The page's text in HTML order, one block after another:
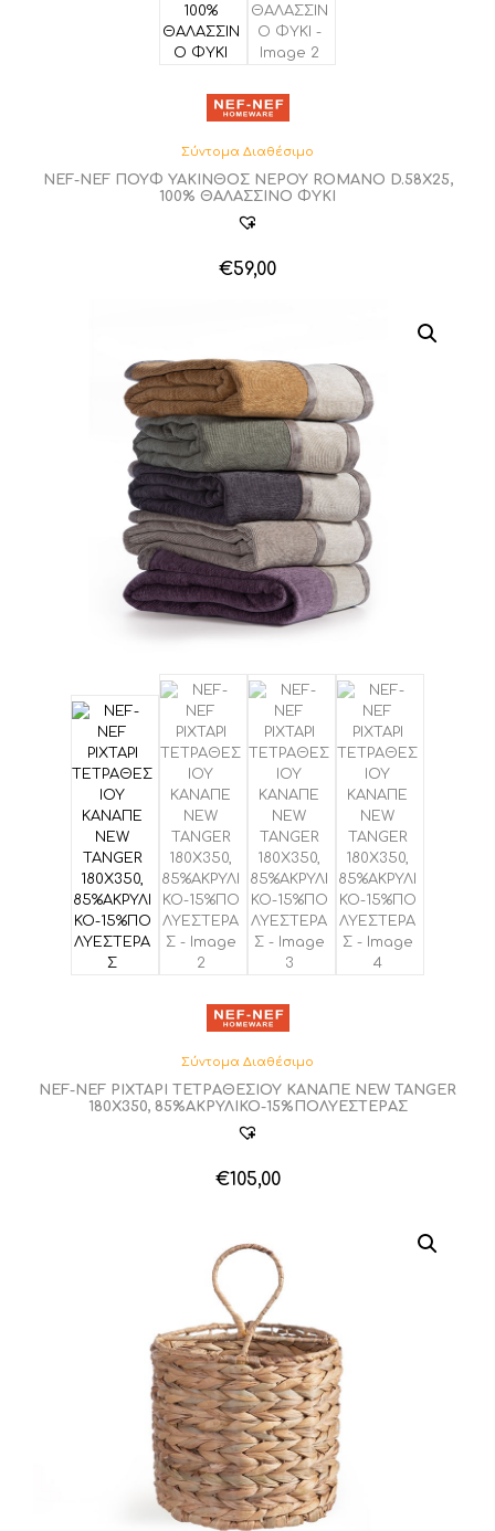
Σύντομα Διαθέσιμο
NEF-NEF ΠΟΥΦ ΥΑΚΙΝΘΟΣ ΝΕΡΟΥ ROMANO D.58X25,
100% ΘΑΛΑΣΣΙΝΟ ΦΥΚΙ
€59,00
Σύντομα Διαθέσιμο
NEF-NEF ΡΙΧΤΑΡΙ ΤΕΤΡΑΘΕΣΙΟΥ ΚΑΝΑΠΕ NEW TANGER
180X350, 85%ΑΚΡΥΛΙΚΟ-15%ΠΟΛΥΕΣΤΕΡΑΣ
€105,00